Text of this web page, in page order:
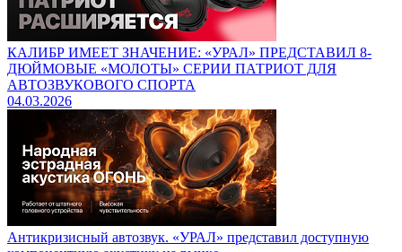
КАЛИБР ИМЕЕТ ЗНАЧЕНИЕ: «УРАЛ» ПРЕДСТАВИЛ 8-
ДЮЙМОВЫЕ «МОЛОТЫ» СЕРИИ ПАТРИОТ ДЛЯ
АВТОЗВУКОВОГО СПОРТА
04.03.2026
Антикризисный автозвук. «УРАЛ» представил доступную